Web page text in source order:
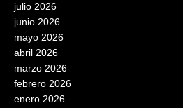
julio 2026
junio 2026
mayo 2026
abril 2026
marzo 2026
febrero 2026
enero 2026